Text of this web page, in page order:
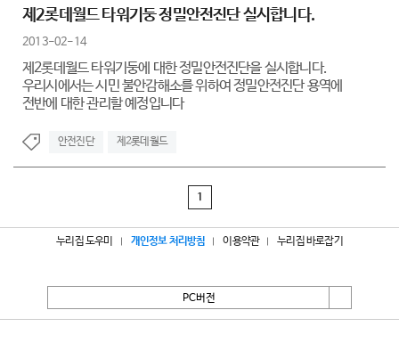
제2롯데월드 타워기둥 정밀안전진단 실시합니다.
2013-02-14
제2롯데월드 타워기둥에 대한 정밀안전진단을 실시합니다.
우리시에서는 시민 불안감해소를 위하여 정밀안전진단 용역에
전반에 대한 관리할 예정입니다
안전진단 제2롯데월드
1
누리집 도우미 개인정보 처리방침 이용약관 누리집 바로잡기
PC버전